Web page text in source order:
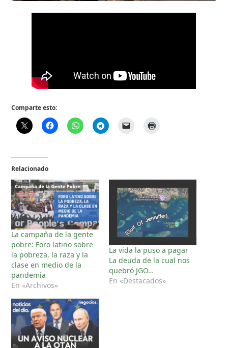
Comparte esto:
Relacionado
La campaña de la gente
pobre: Foro latino sobre
la pobreza, la raza y la
clase en medio de la
pandemia
En «Archivos»
La vida la puso a pagar
La deuda de la cual nos
quebró JGO…
En «Destacados»